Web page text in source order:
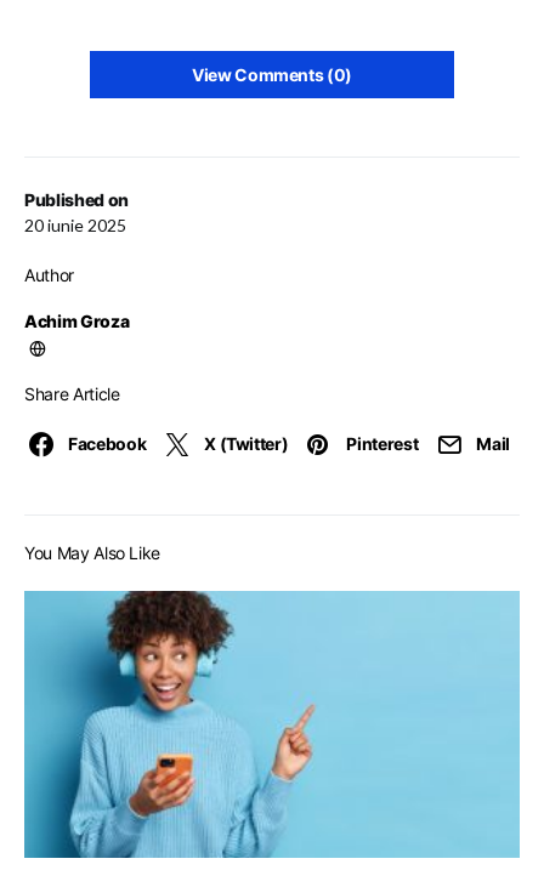
Published on
20 iunie 2025
Author
Achim Groza
Share Article
Facebook X (Twitter) Pinterest Mail
View Comments (0)
You May Also Like